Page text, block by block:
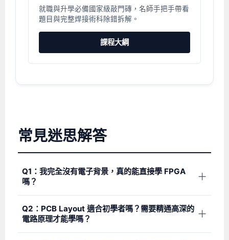
就職與升學必備國家級敲門磚，名師手把手帶看
題目與完整焊接術科除錯拆解。
課程大綱
常見迷思解答
Q1：我完全沒有電子背景，真的能直接學 FPGA
嗎？
＋
FPGA 的核心是使用 Verilog 這種硬體描述語言來建立邏輯
電路模型。如果您具備理工、數學、物理背景，或是編寫
Q2：PCB Layout 適合初學者嗎？需要精通高深的
電路原理才能學嗎？
＋